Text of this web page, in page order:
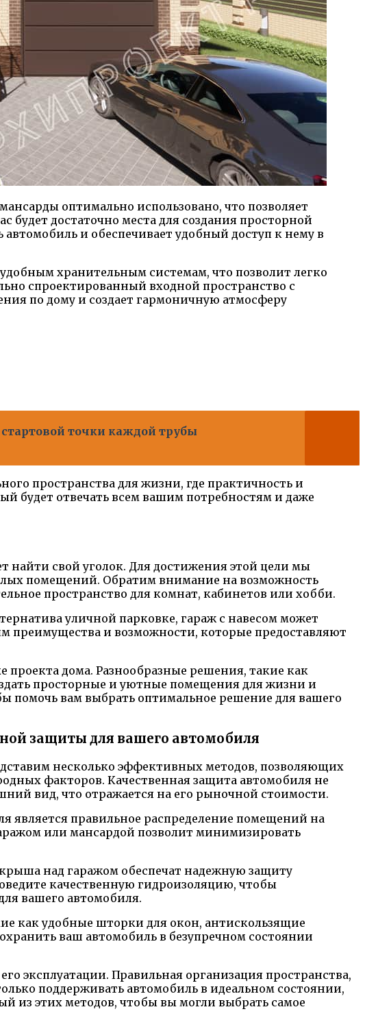
оптимально использовано, что позволяет
будет достаточно места для создания просторной
и обеспечивает удобный доступ к нему в
хранительным системам, что позволит легко
спроектированный входной пространство с
по дому и создает гармоничную атмосферу
точки каждой трубы
пространства для жизни, где практичность и
будет отвечать всем вашим потребностям и даже
найти свой уголок. Для достижения этой цели мы
помещений. Обратим внимание на возможность
пространство для комнат, кабинетов или хобби.
уличной парковке, гараж с навесом может
преимущества и возможности, которые предоставляют
дома. Разнообразные решения, такие как
просторные и уютные помещения для жизни и
помочь вам выбрать оптимальное решение для вашего
защиты для вашего автомобиля
несколько эффективных методов, позволяющих
факторов. Качественная защита автомобиля не
вид, что отражается на его рыночной стоимости.
является правильное распределение помещений на
или мансардой позволит минимизировать
над гаражом обеспечат надежную защиту
качественную гидроизоляцию, чтобы
вашего автомобиля.
как удобные шторки для окон, антискользящие
ваш автомобиль в безупречном состоянии
эксплуатации. Правильная организация пространства,
поддерживать автомобиль в идеальном состоянии,
из этих методов, чтобы вы могли выбрать самое